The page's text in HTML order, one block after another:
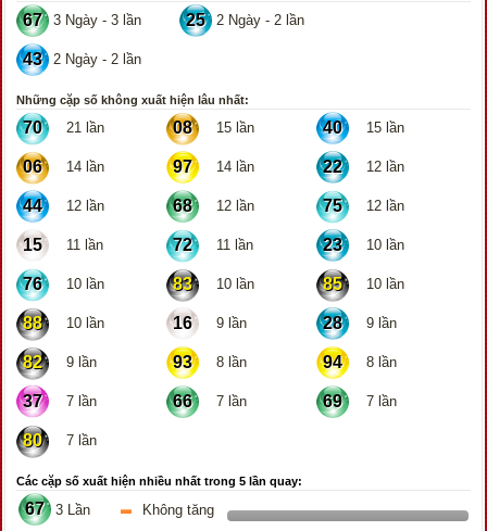
67 3 Ngày - 3 lần 25 2 Ngày - 2 lần
43 2 Ngày - 2 lần
Những cặp số không xuất hiện lâu nhất:
70 21 lần 08 15 lần 40 15 lần
06 14 lần 97 14 lần 22 12 lần
44 12 lần 68 12 lần 75 12 lần
15 11 lần 72 11 lần 23 10 lần
76 10 lần 83 10 lần 85 10 lần
88 10 lần 16 9 lần 28 9 lần
82 9 lần 93 8 lần 94 8 lần
37 7 lần 66 7 lần 69 7 lần
80 7 lần
Các cặp số xuất hiện nhiều nhất trong 5 lần quay:
67 3 Lần Không tăng